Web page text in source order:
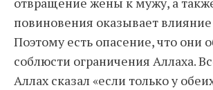
повиновения оказывает
Поэтому есть опасение, что они
соблюсти ограничения Аллаха.
Аллах сказал «если только у